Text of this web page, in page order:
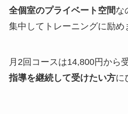
全個室のプライベート空間な
集中してトレーニングに励め
月2回コースは14,800円から
指導を継続して受けたい方に